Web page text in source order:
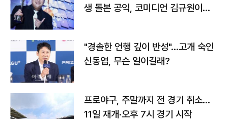
생 돌본 공익, 코미디언 김규원이었
"경솔한 언행 깊이 반성"…고개 숙인
신동엽, 무슨 일이길래?
프로야구, 주말까지 전 경기 취소…
11일 재개·오후 7시 경기 시작